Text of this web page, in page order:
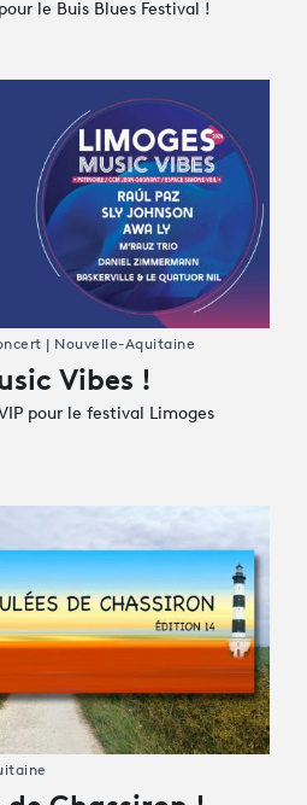
le Buis Blues Festival !
Vibes !
pour le festival Limoges
| Nouvelle-Aquitaine